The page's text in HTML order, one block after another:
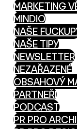
MARKETING
MINDIO
NAŠE
NAŠE TIPY
NEWSLETTER
NEZAŘAZENÉ
OBSAHOVÝ
PARTNEŘI
PODCAST
PR PRO